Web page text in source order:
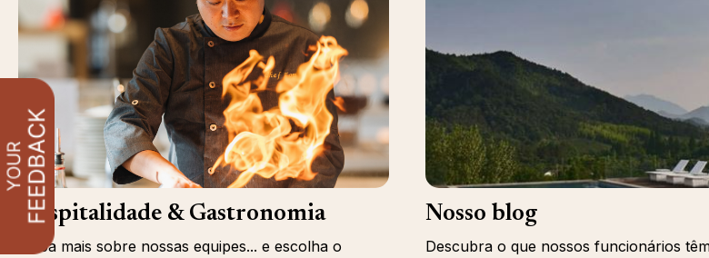
Hospitalidade & Gastronomia
Saiba mais sobre nossas equipes... e escolha o
Nosso blog
Descubra o que nossos funcionários